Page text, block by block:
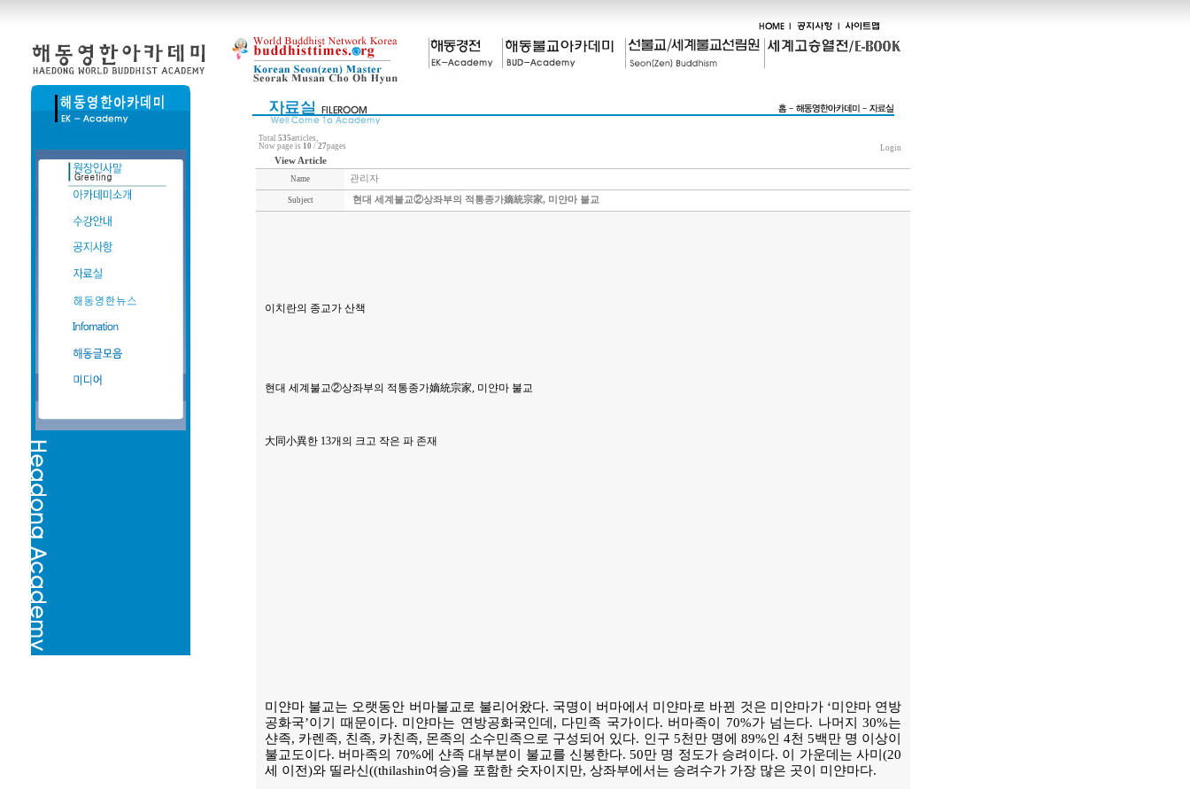
Total 535articles,
Now page is 10 / 27pages Login
View Article
Name 관리자
Subject 현대 세계불교②상좌부의 적통종가嫡統宗家, 미얀마 불교
이치란의 종교가 산책
현대 세계불교②상좌부의 적통종가嫡統宗家, 미얀마 불교
大同小異한 13개의 크고 작은 파 존재
미얀마 불교는 오랫동안 버마불교로 불리어왔다. 국명이 버마에서 미얀마로 바뀐 것은 미얀마가 ‘미얀마 연방
공화국’이기 때문이다. 미얀마는 연방공화국인데, 다민족 국가이다. 버마족이 70%가 넘는다. 나머지 30%는
샨족, 카렌족, 친족, 카친족, 몬족의 소수민족으로 구성되어 있다. 인구 5천만 명에 89%인 4천 5백만 명 이상이
불교도이다. 버마족의 70%에 샨족 대부분이 불교를 신봉한다. 50만 명 정도가 승려이다. 이 가운데는 사미(20
세 이전)와 띨라신((thilashin여승)을 포함한 숫자이지만, 상좌부에서는 승려수가 가장 많은 곳이 미얀마다.